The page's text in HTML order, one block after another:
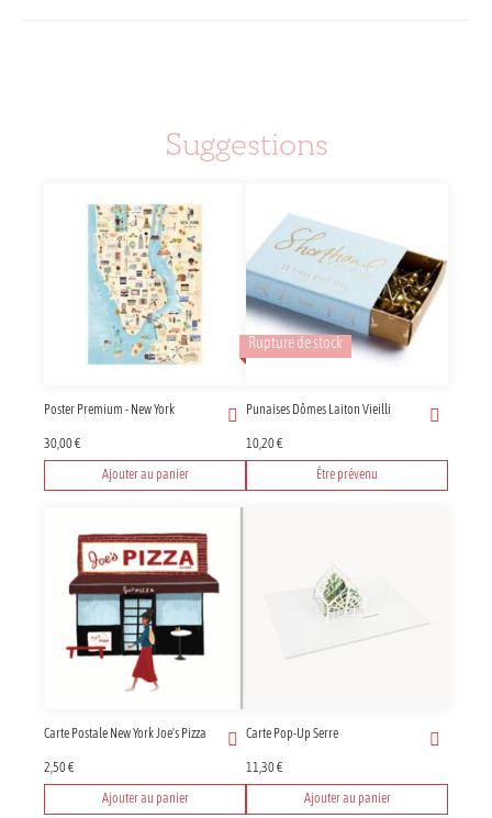
Suggestions
Poster Premium - New York
30,00€
Ajouter au panier
Rupture de stock
Punaises Dômes Laiton Vieilli
10,20€
Être prévenu
Carte Postale New York Joe's Pizza
2,50€
Ajouter au panier
Carte Pop-Up Serre
11,30€
Ajouter au panier